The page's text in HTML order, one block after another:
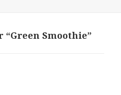
“Green Smoothie”